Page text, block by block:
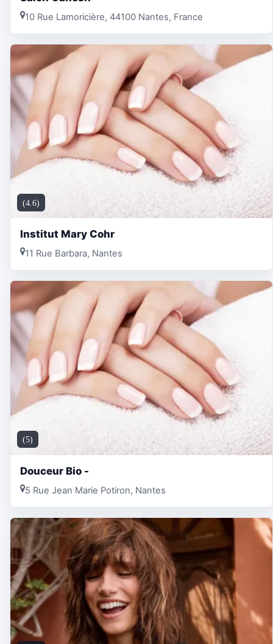
10 Rue Lamoricière, 44100 Nantes, France
(4.6)
Institut Mary Cohr
11 Rue Barbara, Nantes
(5)
Douceur Bio -
5 Rue Jean Marie Potiron, Nantes